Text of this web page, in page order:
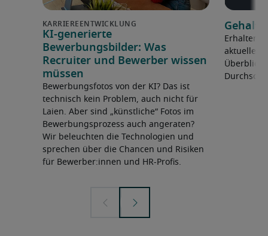
KI-generierte
Bewerbungsbilder: Was
Recruiter und Bewerber wissen
müssen
Bewerbungsfotos von der KI? Das ist
technisch kein Problem, auch nicht für
Laien. Aber sind „künstliche“ Fotos im
Bewerbungsprozess auch angeraten?
Wir beleuchten die Technologien und
sprechen über die Chancen und Risiken
für Bewerber:innen und HR-Profis.
Erhalten
aktuelle
Überblick